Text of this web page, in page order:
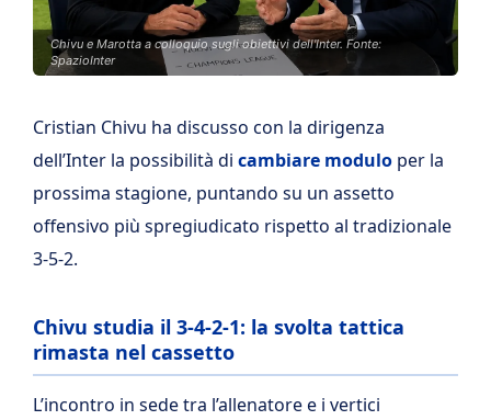
Chivu e Marotta a colloquio sugli obiettivi dell'Inter. Fonte:
SpazioInter
Cristian Chivu ha discusso con la dirigenza
dell’Inter la possibilità di cambiare modulo per la
prossima stagione, puntando su un assetto
offensivo più spregiudicato rispetto al tradizionale
3-5-2.
Chivu studia il 3-4-2-1: la svolta tattica
rimasta nel cassetto
L’incontro in sede tra l’allenatore e i vertici